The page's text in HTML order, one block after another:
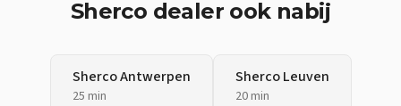
Sherco dealer ook nabij
ShercoAntwerpen
25 min
Sherco Leuven
20 min